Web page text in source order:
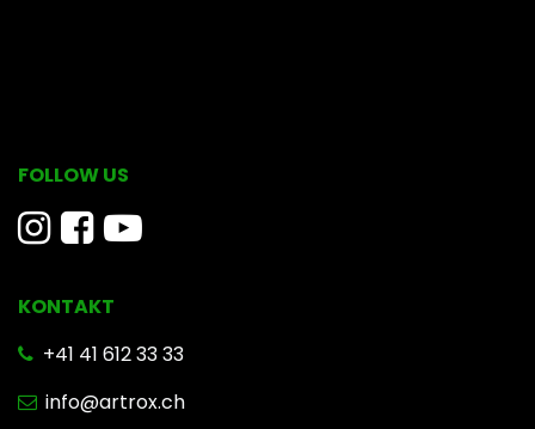
FOLLOW US
KONTAKT
​ +41 41 612 33 33
info@artrox.ch